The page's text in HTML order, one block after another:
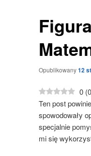
Opublikowany12
0 (0
Ten post
spowodowały
specjalnie
mi się